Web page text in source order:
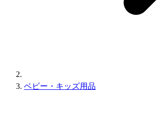
ベビー・キッズ用品